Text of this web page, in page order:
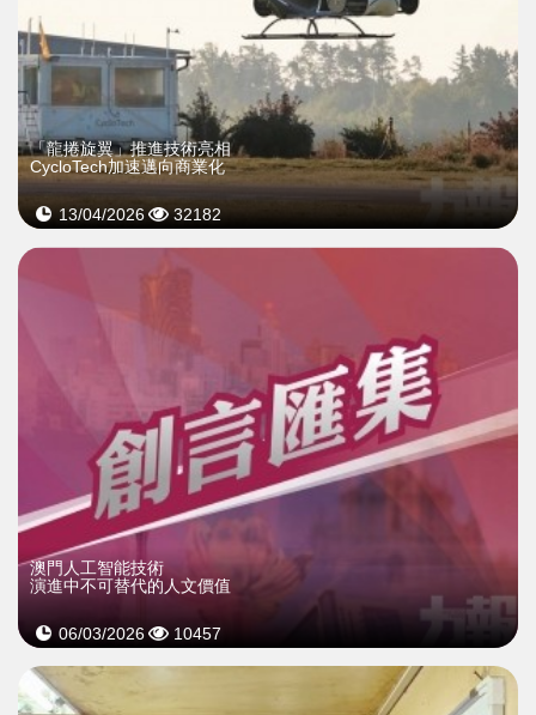
「龍捲旋翼」推進技術亮相
CycloTech加速邁向商業化
13/04/2026 32182
澳門人工智能技術
演進中不可替代的人文價值
06/03/2026 10457